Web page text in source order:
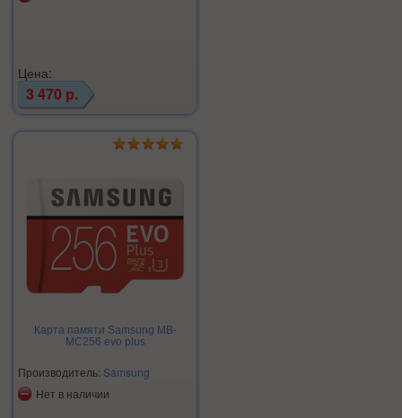
Цена:
3 470 р.
Карта памяти Samsung MB-
MC256 evo plus
Производитель: Samsung
Нет в наличии